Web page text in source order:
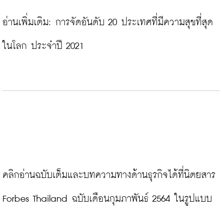
อ่านเพิ่มเติม: การจัดอันดับ 20 ประเทศที่มีความสุขที่สุด
ในโลก ประจำปี 2021
คลิกอ่านฉบับเต็มและบทความทางด้านธุรกิจได้ที่นิตยสาร
Forbes Thailand ฉบับเดือนกุมภาพันธ์ 2564 ในรูปแบบ